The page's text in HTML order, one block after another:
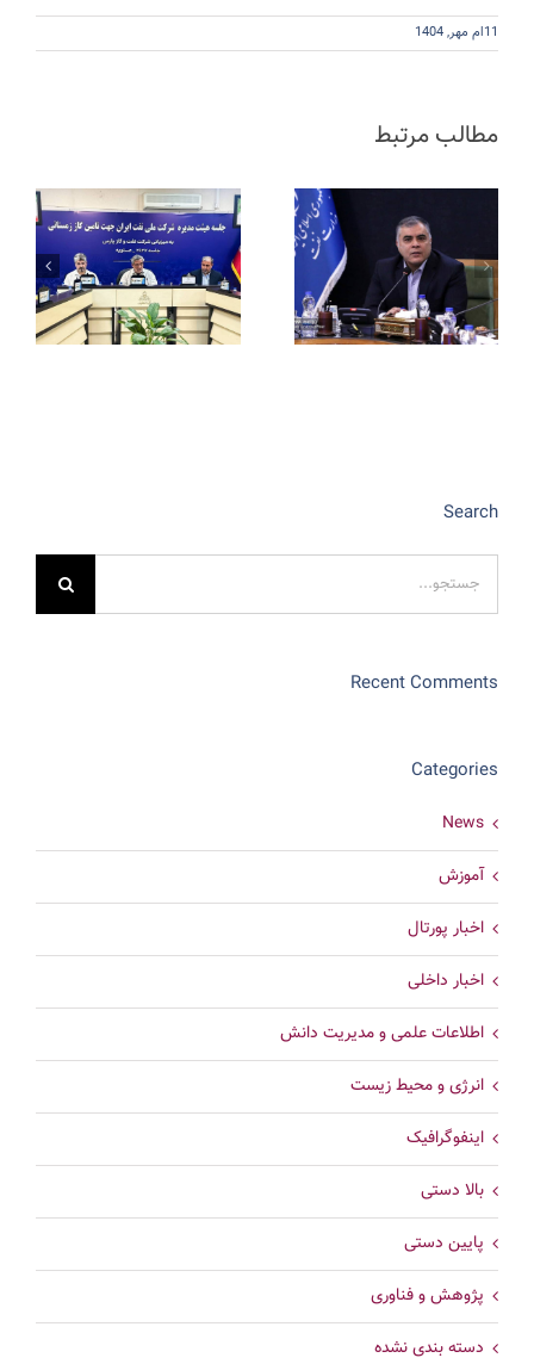
11ام مهر, 1404
مطالب مرتبط
Search
برای:
Recent Comments
Categories
News
آموزش
اخبار پورتال
اخبار داخلی
اطلاعات علمی و مدیریت دانش
انرژی و محیط زیست
اینفوگرافیک
بالا دستی
پایین دستی
پژوهش و فناوری
دسته بندی نشده